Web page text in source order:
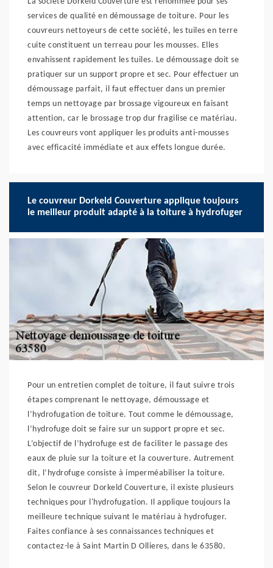
services de qualité en démoussage de toiture. Pour les
couvreurs nettoyeurs de cette société, les tuiles en terre
cuite constituent un terreau pour les mousses. Elles
envahissent rapidement les tuiles. Le démoussage doit se
pratiquer sur un support propre et sec. Pour effectuer un
démoussage parfait, il faut effectuer dans un premier
temps un nettoyage par brossage vigoureux en faisant
attention, car le brossage trop dur fragilise ce matériau.
Les couvreurs vont appliquer les produits anti-mousses
avec efficacité immédiate et aux effets longue durée.
Le couvreur Dorkeld Couverture applique toujours
le meilleur produit adapté à la toiture à hydrofuger
Pour un entretien complet de toiture, il faut suivre trois
étapes comprenant le nettoyage, démoussage et
l’hydrofugation de toiture. Tout comme le démoussage,
l’hydrofuge doit se faire sur un support propre et sec.
L’objectif de l’hydrofuge est de faciliter le passage des
eaux de pluie sur la toiture et la couverture. Autrement
dit, l’hydrofuge consiste à imperméabiliser la toiture.
Selon le couvreur Dorkeld Couverture, il existe plusieurs
techniques pour l'hydrofugation. Il applique toujours la
meilleure technique suivant le matériau à hydrofuger.
Faites confiance à ses connaissances techniques et
contactez-le à Saint Martin D Ollieres, dans le 63580.